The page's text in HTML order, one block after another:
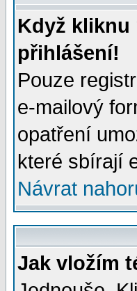
Když kliknu
přihlášení!
Pouze
e-mailový
opatření
které sbírají
Návrat
Jak vložím